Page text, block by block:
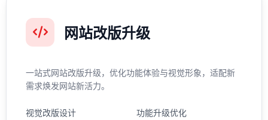
网站改版升级
一站式网站改版升级，优化功能体验与视觉形象，适配新
需求焕发网站新活力。
视觉改版设计
功能升级优化